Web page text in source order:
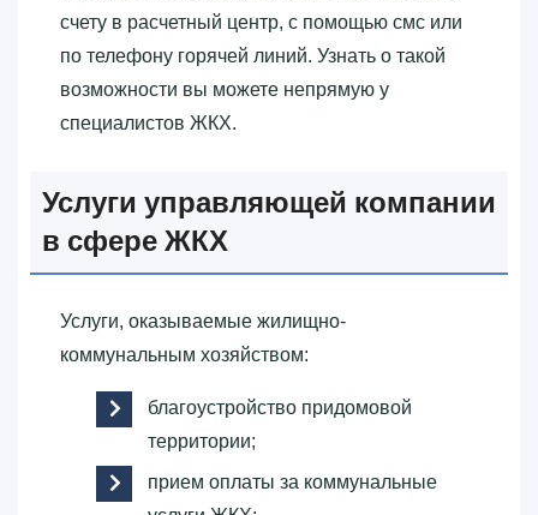
счету в расчетный центр, с помощью смс или
по телефону горячей линий. Узнать о такой
возможности вы можете непрямую у
специалистов ЖКХ.
Услуги управляющей компании
в сфере ЖКХ
Услуги, оказываемые жилищно-
коммунальным хозяйством:
благоустройство придомовой
территории;
прием оплаты за коммунальные